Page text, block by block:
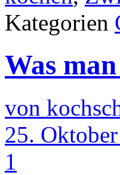
Kategorien
Was
von
25.
1